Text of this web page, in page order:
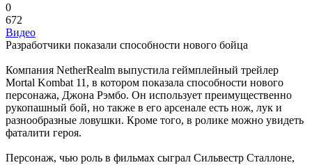
0
672
Видео
Разработчики показали способности нового бойца
Компания NetherRealm выпустила геймплейный трейлер
Mortal Kombat 11, в котором показала способности нового
персонажа, Джона Рэмбо. Он использует преимущественно
рукопашный бой, но также в его арсенале есть нож, лук и
разнообразные ловушки. Кроме того, в ролике можно увидеть
фаталити героя.
Персонаж, чью роль в фильмах сыграл Сильвестр Сталлоне,